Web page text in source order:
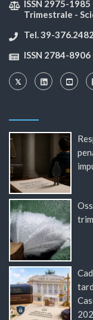
ISSN 2975-
Trimestrale -
Tel. 39-
ISSN 2784-